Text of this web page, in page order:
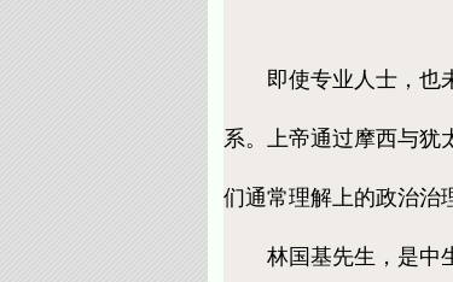
即使专业人士，也未
系。上帝通过摩西与犹
们通常理解上的政治治
林国基先生，是中生